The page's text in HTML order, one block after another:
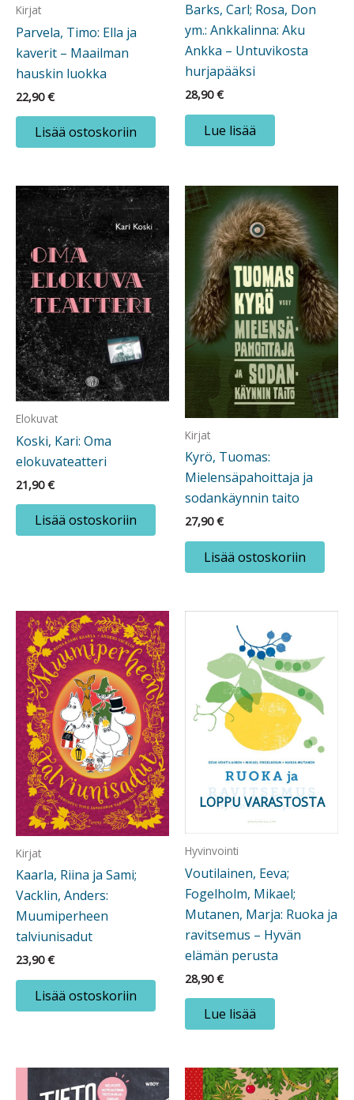
Kirjat
Parvela, Timo: Ella ja
kaverit – Maailman
hauskin luokka
22,90€
Lisää ostoskoriin
Barks, Carl; Rosa, Don
ym.: Ankkalinna: Aku
Ankka – Untuvikosta
hurjapääksi
28,90€
Lue lisää
Elokuvat
Koski, Kari: Oma
elokuvateatteri
21,90€
Lisää ostoskoriin
Kirjat
Kyrö, Tuomas:
Mielensäpahoittaja ja
sodankäynnin taito
27,90€
Lisää ostoskoriin
Kirjat
Kaarla, Riina ja Sami;
Vacklin, Anders:
Muumiperheen
talviunisadut
23,90€
Lisää ostoskoriin
LOPPU VARASTOSTA
Hyvinvointi
Voutilainen, Eeva;
Fogelholm, Mikael;
Mutanen, Marja: Ruoka ja
ravitsemus – Hyvän
elämän perusta
28,90€
Lue lisää